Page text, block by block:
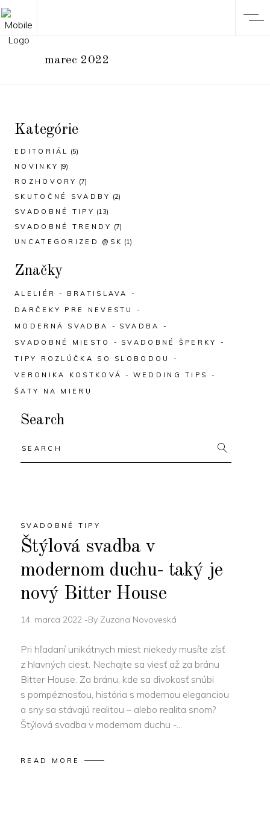
marec 2022
SVADOBNÉ TIPY
Štýlová svadba v
modernom duchu- taký je
nový Bitter House
14. marca 2022 By Zuzana Novoveská
Pri hľadaní unikátnych miest niekedy musíte zísť
z hlavných ciest. Nechajte sa viesť až za bránu
Bitter House. Za bránu, kde sa divokosť snúbi
s pompéznosťou, história s modernou eleganciou
a sny sa stávajú realitou – alebo realita snom?
Štýlová svadba v modernom duchu -
READ MORE
Kategórie
EDITORIÁL (5)
NOVINKY (9)
ROZHOVORY (7)
SKUTOČNÉ SVADBY (2)
SVADOBNÉ TIPY (13)
SVADOBNÉ TRENDY (7)
UNCATEGORIZED @SK (1)
Značky
ALELIÉR
BRATISLAVA
DARČEKY PRE NEVESTU
MODERNÁ SVADBA
SVADBA
SVADOBNÉ MIESTO
SVADOBNÉ ŠPERKY
TIPY ROZLÚČKA SO SLOBODOU
VERONIKA KOSTKOVÁ
WEDDING TIPS
ŠATY NA MIERU
Search